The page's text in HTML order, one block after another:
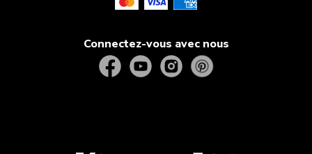
Connectez-vous avec nous